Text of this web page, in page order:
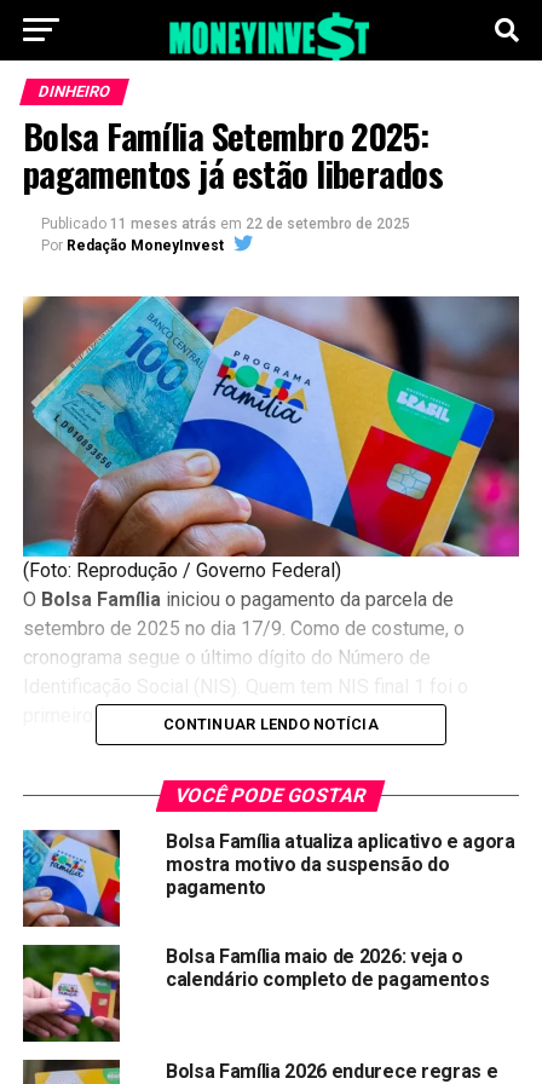
DINHEIRO
Bolsa Família Setembro 2025:
pagamentos já estão liberados
Publicado 11 meses atrás em 22 de setembro de 2025
Por Redação MoneyInvest
(Foto: Reprodução / Governo Federal)
O Bolsa Famíliainiciou o pagamento da parcela de
setembro de 2025 no dia 17/9. Como de costume, o
cronograma segue o último dígito do Número de
primeiro grupo contemplado.
estado de calamidade pública, o governo pode autorizar o
repasse antecipado e unificado. Nesses casos, a lista de
cidades beneficiadas aparece no portal oficialGOV.BR.
Consulta simplificada pelo
aplicativo
Para verificar o saldo atualizado, o app Bolsa Família é a
ferramenta mais prática. Disponível para Android e iOS, ele
mostra os valores da parcela e datas de recebimento. Já o
CONTINUAR LENDO NOTÍCIA
VOCÊ PODE GOSTAR
Bolsa Família atualiza aplicativo e agora
mostra motivo da suspensão do
pagamento
Bolsa Família maio de 2026: veja o
calendário completo de pagamentos
Bolsa Família 2026 endurece regras e